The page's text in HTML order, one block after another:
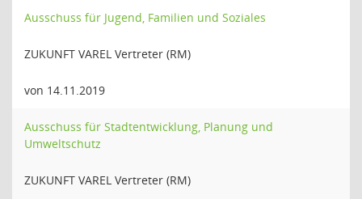
Ausschuss für Jugend, Familien und Soziales
ZUKUNFT VAREL Vertreter (RM)
von 14.11.2019
Ausschuss für Stadtentwicklung, Planung und
Umweltschutz
ZUKUNFT VAREL Vertreter (RM)